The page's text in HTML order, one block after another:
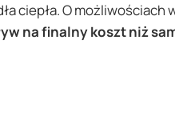
ciepła. O
na finalny koszt niż